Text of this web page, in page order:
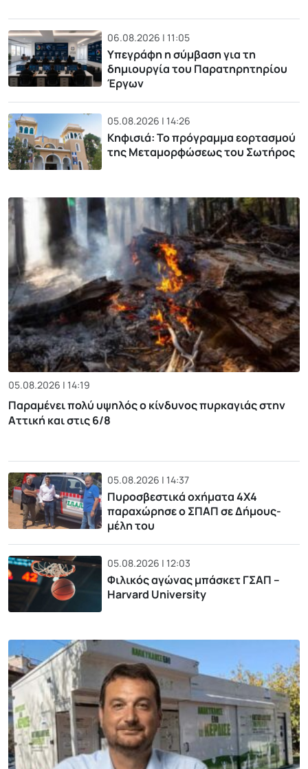
06.08.2026 | 11:05
Υπεγράφη η σύμβαση για τη
δημιουργία του Παρατηρητηρίου
Έργων
05.08.2026 | 14:26
Κηφισιά: Το πρόγραμμα εορτασμού
της Μεταμορφώσεως του Σωτήρος
05.08.2026 | 14:19
Παραμένει πολύ υψηλός ο κίνδυνος πυρκαγιάς στην
Αττική και στις 6/8
05.08.2026 | 14:37
Πυροσβεστικά οχήματα 4Χ4
παραχώρησε ο ΣΠΑΠ σε Δήμους-
μέλη του
05.08.2026 | 12:03
Φιλικός αγώνας μπάσκετ ΓΣΑΠ –
Harvard University